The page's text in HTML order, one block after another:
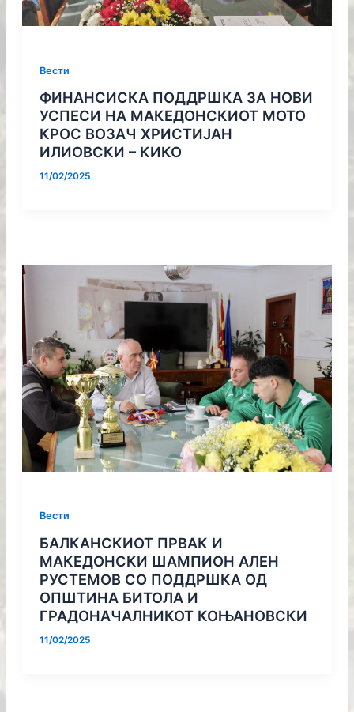
Вести
ФИНАНСИСКА ПОДДРШКА ЗА НОВИ
УСПЕСИ НА МАКЕДОНСКИОТ МОТО
КРОС ВОЗАЧ ХРИСТИЈАН
ИЛИОВСКИ – КИКО
11/02/2025
Вести
БАЛКАНСКИОТ ПРВАК И
МАКЕДОНСКИ ШАМПИОН АЛЕН
РУСТЕМОВ СО ПОДДРШКА ОД
ОПШТИНА БИТОЛА И
ГРАДОНАЧАЛНИКОТ КОЊАНОВСКИ
11/02/2025